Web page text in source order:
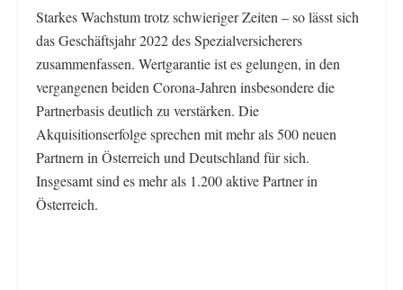
Starkes Wachstum trotz schwieriger Zeiten – so lässt sich
das Geschäftsjahr 2022 des Spezialversicherers
zusammenfassen. Wertgarantie ist es gelungen, in den
vergangenen beiden Corona-Jahren insbesondere die
Partnerbasis deutlich zu verstärken. Die
Akquisitionserfolge sprechen mit mehr als 500 neuen
Partnern in Österreich und Deutschland für sich.
Insgesamt sind es mehr als 1.200 aktive Partner in
Österreich.